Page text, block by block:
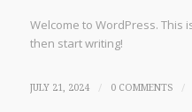
Welcome to WordPress. This
then start writing!
JULY 21, 2024 / 0 COMMENTS /